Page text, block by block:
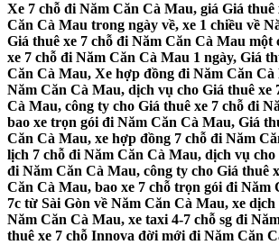
Xe 7 chỗ đi Năm Căn Cà Mau, giá Giá thuê
Căn Cà Mau trong ngày về, xe 1 chiều về
Giá thuê xe 7 chỗ đi Năm Căn Cà Mau một
xe 7 chỗ đi Năm Căn Cà Mau 1 ngày, Giá
Căn Cà Mau, Xe hợp đồng đi Năm Căn
Năm Căn Cà Mau, dịch vụ cho Giá thuê xe
Cà Mau, công ty cho Giá thuê xe 7 chỗ đi
bao xe trọn gói đi Năm Căn Cà Mau, Giá
Căn Cà Mau, xe hợp đồng 7 chỗ đi Năm
lịch 7 chỗ đi Năm Căn Cà Mau, dịch vụ cho
đi Năm Căn Cà Mau, công ty cho Giá thuê
Căn Cà Mau, bao xe 7 chỗ trọn gói đi Năm
7c từ Sài Gòn về Năm Căn Cà Mau, xe
Năm Căn Cà Mau, xe taxi 4-7 chỗ sg đi
thuê xe 7 chỗ Innova đời mới đi Năm Căn